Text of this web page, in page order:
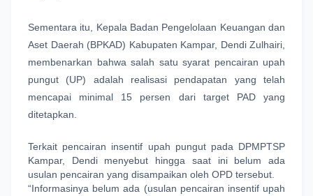
Sementara itu, Kepala Badan Pengelolaan Keuangan dan
Aset Daerah (BPKAD) Kabupaten Kampar, Dendi Zulhairi,
membenarkan bahwa salah satu syarat pencairan upah
pungut (UP) adalah realisasi pendapatan yang telah
mencapai minimal 15 persen dari target PAD yang
ditetapkan.
Terkait pencairan insentif upah pungut pada DPMPTSP
Kampar, Dendi menyebut hingga saat ini belum ada
usulan pencairan yang disampaikan oleh OPD tersebut.
“Informasinya belum ada (usulan pencairan insentif upah